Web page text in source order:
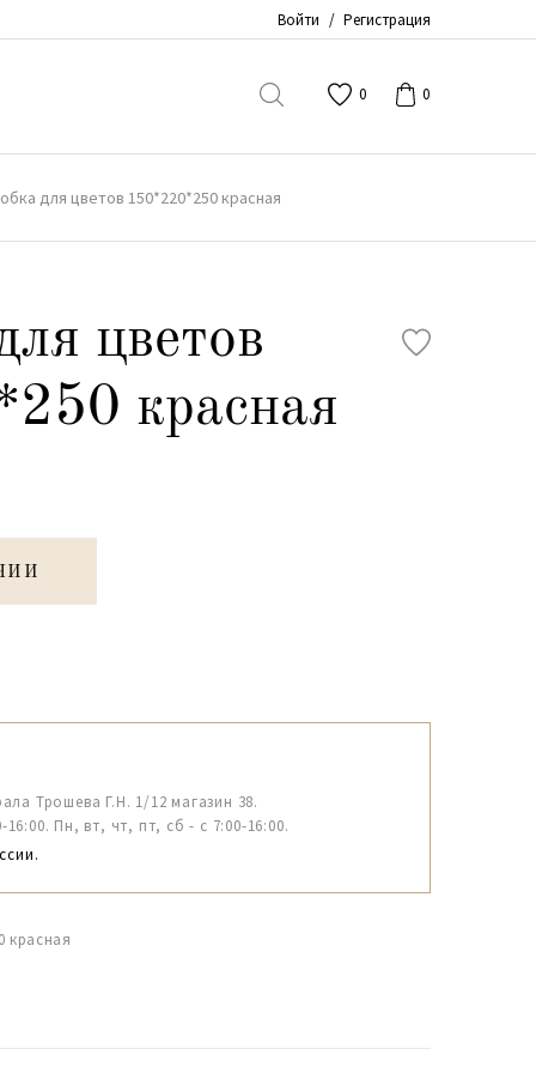
Войти / Регистрация
0 0
для цветов 150*220*250 красная
цветов
красная
Трошева Г.Н. 1/12 магазин 38.
Пн, вт, чт, пт, сб - с 7:00-16:00.
красная